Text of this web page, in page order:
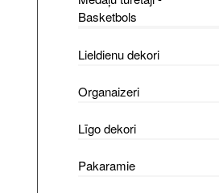
Basketbols
Lieldienu dekori
Organaizeri
Līgo dekori
Pakaramie